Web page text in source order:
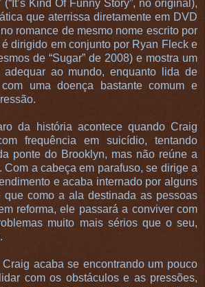
(“It’s Kind Of Funny Story”, no original),
que aterrissa diretamente em DVD
romance de mesmo nome escrito por
dirigido em conjunto por Ryan Fleck e
de “Sugar” de 2008) e mostra um
adequar ao mundo, enquanto lida de
uma doença bastante comum e
da história acontece quando Craig
frequência em suicídio, tentando
ponte do Brooklyn, mas não reúne a
Com a cabeça em parafuso, se dirige a
e acaba internado por alguns
que como a ala destinada as pessoas
reforma, ele passará a conviver com
muito mais sérios que o seu,
acaba se encontrando um pouco
com os obstáculos e as pressões,